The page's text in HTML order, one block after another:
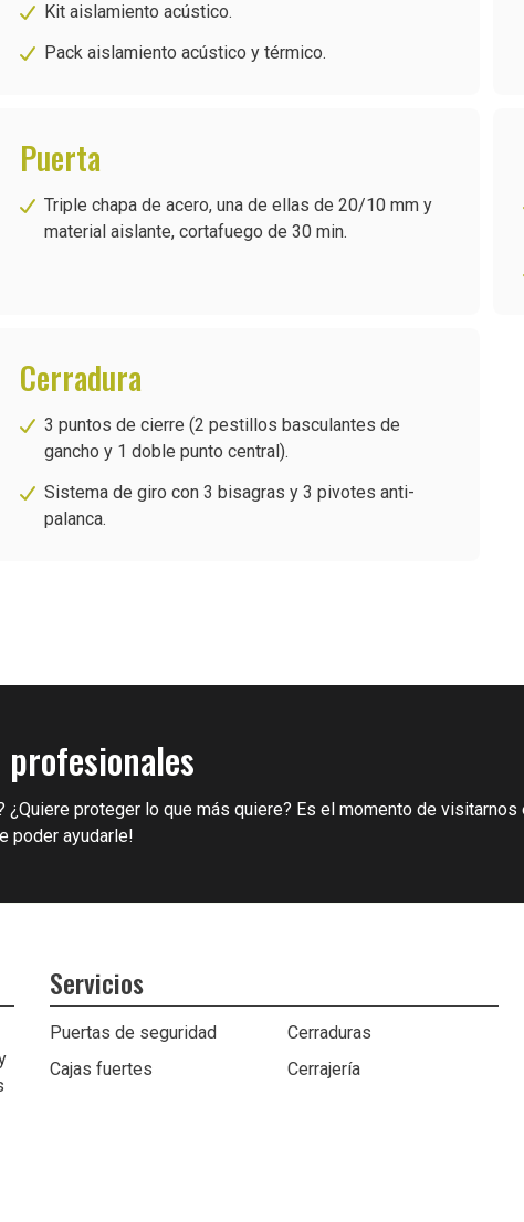
Kit aislamiento acústico.
Pack aislamiento acústico y térmico.
Puerta
Triple chapa de acero, una de ellas de 20/10 mm y
material aislante, cortafuego de 30 min.
Cerradura
3 puntos de cierre (2 pestillos basculantes de
gancho y 1 doble punto central).
Sistema de giro con 3 bisagras y 3 pivotes anti-
palanca.
¿Quiere proteger lo que más quiere? Es el momento de visitarnos
poder ayudarle!
Servicios
Puertas de seguridad
Cerraduras
Cajas fuertes
Cerrajería